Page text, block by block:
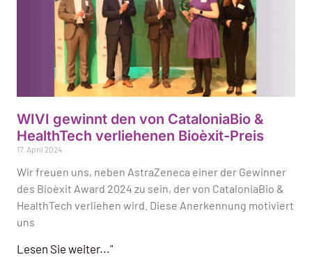
WIVI gewinnt den von CataloniaBio &
HealthTech verliehenen Bioèxit-Preis
17. April 2024
Wir freuen uns, neben AstraZeneca einer der Gewinner
des Bioèxit Award 2024 zu sein, der von CataloniaBio &
HealthTech verliehen wird. Diese Anerkennung motiviert
uns
Lesen Sie weiter..."